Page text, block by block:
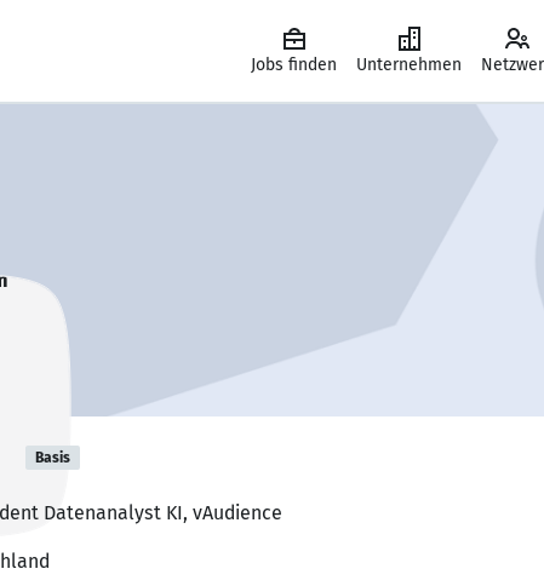
Jobs finden Unternehmen
Basis
Datenanalyst KI, vAudience